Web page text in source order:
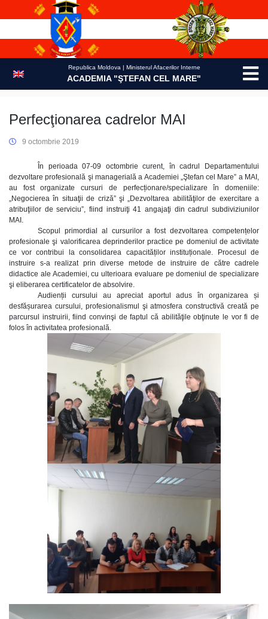
Republica Moldova | Ministerul Afacerilor Interne
ACADEMIA "ŞTEFAN CEL MARE"
Perfecţionarea cadrelor MAI
9 octombrie 2019
În perioada 07-09 octombrie curent, în cadrul Departamentului
dezvoltare profesională şi managerială a Academiei „Ştefan cel Mare” a MAI,
au fost organizate cursuri de perfecționare/specializare în domeniile:
„Negocierea în situaţii de criză” şi „Dezvoltarea abilităţilor de exercitare a
atribuţiilor de serviciu”, fiind instruiţi 41 angajaţi din cadrul subdiviziunilor
MAI.
Scopul primordial al cursurilor a fost dezvoltarea competențelor
profesionale şi valorificarea deprinderilor practice pe domeniul de activitate
ce vor contribui la consolidarea capacităților instituționale. Procesul de
instruire s-a realizat prin diverse metode de instruire de către cadrele
didactice ale Academiei, cu ulterioara evaluare pe domeniul de specializare
şi eliberarea certificatelor de absolvire.
Audienții cursului au apreciat aportul adus în organizarea și
desfășurarea cursului, profesionalismul şi atmosfera constructivă creată pe
parcursul instruirii, fiind convinşi de faptul că abilităţile obţinute le vor fi de
folos în activitatea profesională.